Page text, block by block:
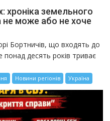
хроніка земельного
не може або не хоче
Бортничів, що входять до
десять років триває
Новини регіонів Україна